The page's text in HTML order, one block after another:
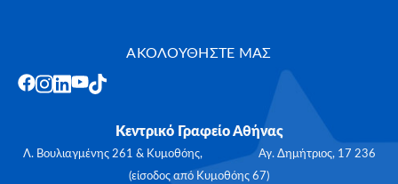
ΑΚΟΛΟΥΘΗΣΤΕ ΜΑΣ
Κεντρικό Γραφείο Αθήνας
Λ. Βουλιαγμένης 261 & Κυμοθόης, Αγ. Δημήτριος, 17 236
(είσοδος από Κυμοθόης 67)